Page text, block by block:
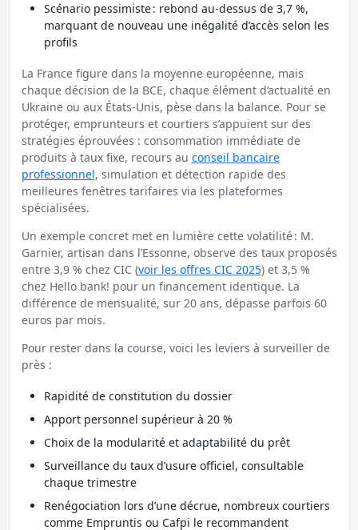
Scénario pessimiste : rebond au-dessus de 3,7 %,
marquant de nouveau une inégalité d’accès selon les
profils
La France figure dans la moyenne européenne, mais
chaque décision de la BCE, chaque élément d’actualité en
Ukraine ou aux États-Unis, pèse dans la balance. Pour se
protéger, emprunteurs et courtiers s’appuient sur des
stratégies éprouvées : consommation immédiate de
produits à taux fixe, recours au conseil bancaire
professionnel, simulation et détection rapide des
meilleures fenêtres tarifaires via les plateformes
spécialisées.
Un exemple concret met en lumière cette volatilité : M.
Garnier, artisan dans l’Essonne, observe des taux proposés
entre 3,9 % chez CIC (voir les offres CIC 2025) et 3,5 %
chez Hello bank! pour un financement identique. La
différence de mensualité, sur 20 ans, dépasse parfois 60
euros par mois.
Pour rester dans la course, voici les leviers à surveiller de
près :
Rapidité de constitution du dossier
Apport personnel supérieur à 20 %
Choix de la modularité et adaptabilité du prêt
Surveillance du taux d’usure officiel, consultable
chaque trimestre
Renégociation lors d’une décrue, nombreux courtiers
comme Empruntis ou Cafpi le recommandent